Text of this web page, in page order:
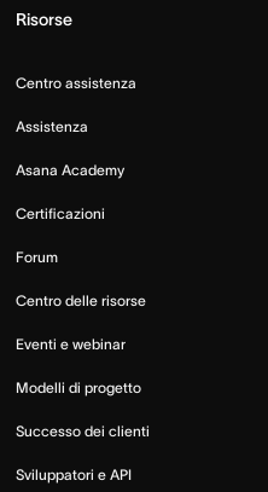
Risorse
Centro assistenza
Assistenza
Asana Academy
Certificazioni
Forum
Centro delle risorse
Eventi e webinar
Modelli di progetto
Successo dei clienti
Sviluppatori e API